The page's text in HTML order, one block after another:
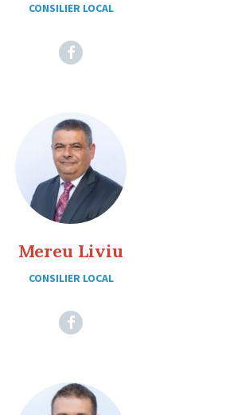
CONSILIER LOCAL
Facebook
Mereu Liviu
CONSILIER LOCAL
Facebook